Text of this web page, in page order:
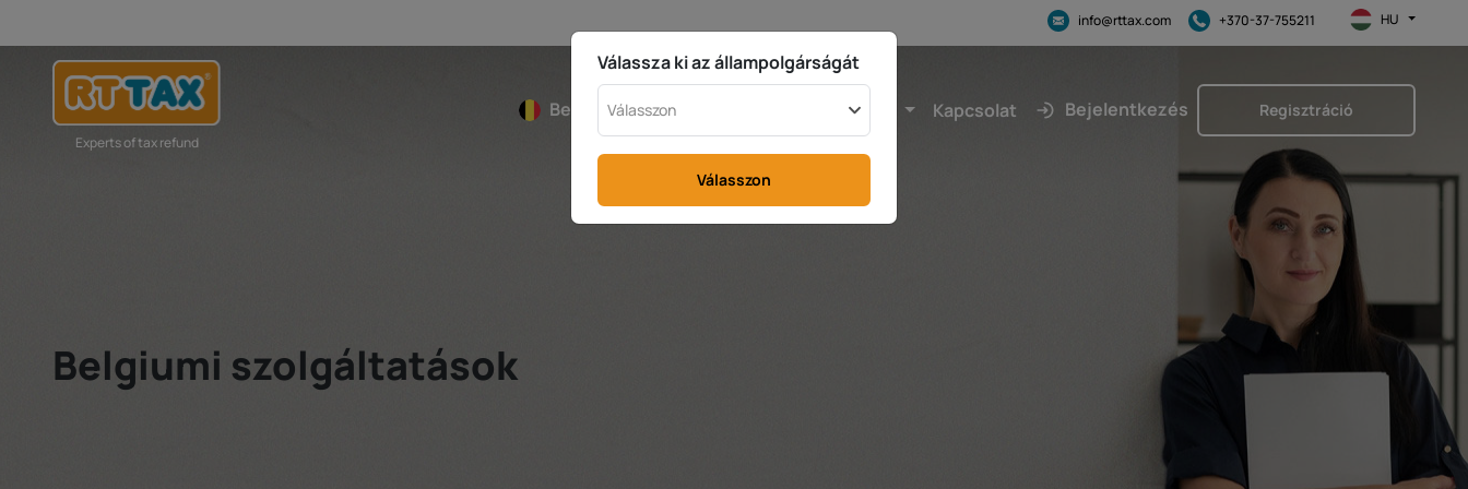
info@rttax.com +370-37-755211 HU
Experts of tax refund
Belgium Kalkulátor Adóvisszatérítés Kapcsolat Bejelentkezés Regisztráció
Belgiumi szolgáltatások
Válassza ki az állampolgárságát
Válasszon
Válasszon